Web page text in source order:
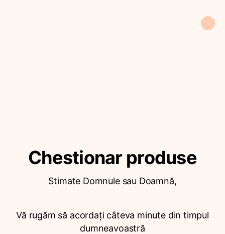
Chestionar produse
Stimate Domnule sau Doamnă,
Vă rugăm să acordați câteva minute din timpul
dumneavoastră